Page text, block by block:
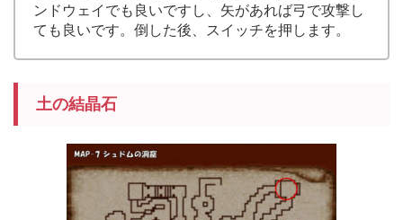
ンドウェイでも良いですし、矢があれば弓で攻撃し
ても良いです。倒した後、スイッチを押します。
土の結晶石